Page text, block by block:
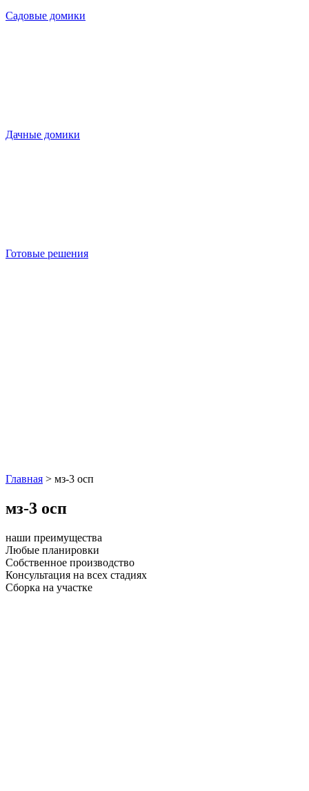
Садовые домики
Дачные домики
Готовые решения
Главная > мз-3 осп
мз-3 осп
наши преимущества
Любые планировки
Собственное производство
Консультация на всех стадиях
Сборка на участке